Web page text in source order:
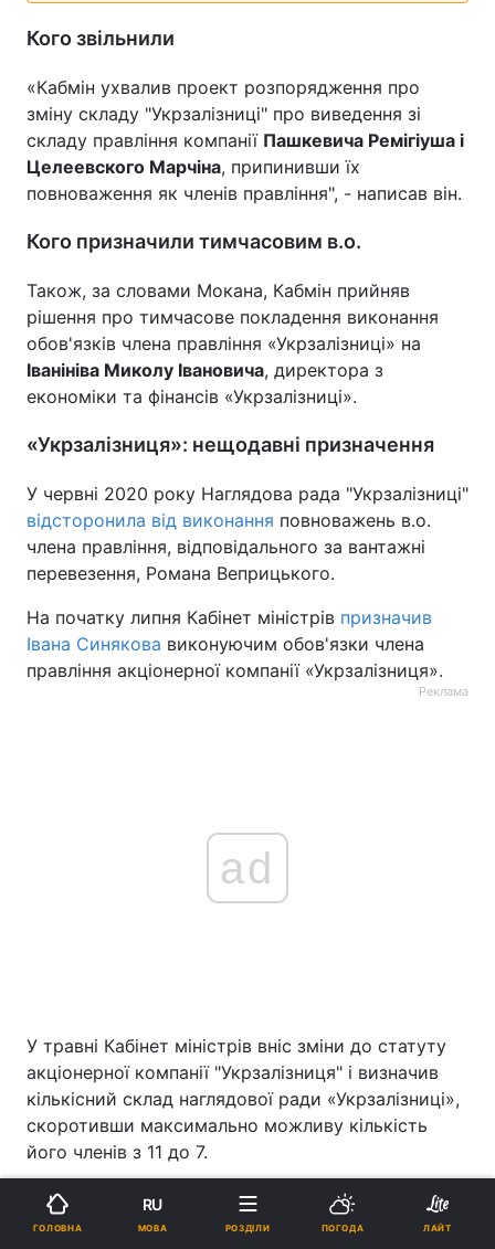
Кого звільнили
«Кабмін ухвалив проект розпорядження про
зміну складу "Укрзалізниці" про виведення зі
складу правління компанії Пашкевича Ремігіуша і
Целеевского Марчіна, припинивши їх
повноваження як членів правління", - написав він.
Кого призначили тимчасовим в.о.
Також, за словами Мокана, Кабмін прийняв
рішення про тимчасове покладення виконання
обов'язків члена правління «Укрзалізниці» на
Іванініва Миколу Івановича, директора з
економіки та фінансів «Укрзалізниці».
«Укрзалізниця»: нещодавні призначення
У червні 2020 року Наглядова рада "Укрзалізниці"
відсторонила від виконання повноважень в.о.
члена правління, відповідального за вантажні
перевезення, Романа Веприцького.
На початку липня Кабінет міністрів призначив
Івана Синякова виконуючим обов'язки члена
правління акціонерної компанії «Укрзалізниця».
Реклама
ad
У травні Кабінет міністрів вніс зміни до статуту
акціонерної компанії "Укрзалізниця" і визначив
кількісний склад наглядової ради «Укрзалізниці»,
скоротивши максимально можливу кількість
його членів з 11 до 7.
Укрзалізниця
ГОЛОВНА
RU
МОВА РОЗДІЛИ ПОГОДА ЛАЙТ